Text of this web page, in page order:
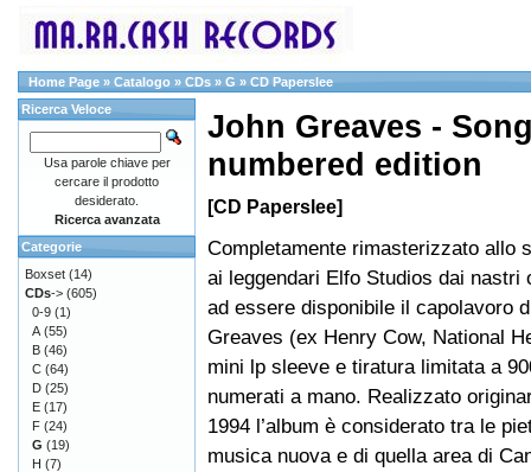
Home Page » Catalogo » CDs » G » CD Paperslee
John Greaves -
numbered edition
[CD Paperslee]
Completamente rimasterizzato allo
ai leggendari Elfo Studios dai nastri
ad essere disponibile il capolavoro
Greaves (ex Henry Cow, National
mini lp sleeve e tiratura limitata a
numerati a mano. Realizzato
1994 l’album è considerato tra le
musica nuova e di quella area di
Ricerca Veloce
Usa parole chiave per
cercare il prodotto
desiderato.
Ricerca avanzata
Categorie
Boxset (14)
CDs-> (605)
0-9 (1)
A (55)
B (46)
C (64)
D (25)
E (17)
F (24)
G (19)
H (7)